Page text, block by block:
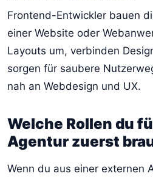
Frontend-Entwickler bauen
einer Website oder
Layouts um, verbinden
sorgen für saubere
nah an Webdesign und UX.
Welche Rollen du
Agentur zuerst
Wenn du aus einer externen